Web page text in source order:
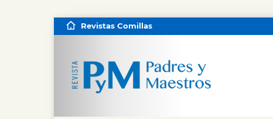
Revistas Comillas